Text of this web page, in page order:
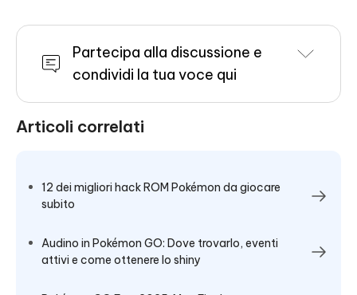
Partecipa alla discussione e
condividi la tua voce qui
Articoli correlati
12 dei migliori hack ROM Pokémon da giocare
subito
Audino in Pokémon GO: Dove trovarlo, eventi
attivi e come ottenere lo shiny